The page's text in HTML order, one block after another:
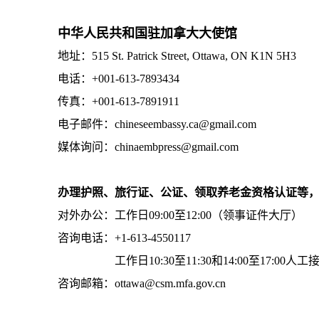
中华人民共和国驻加拿大大使馆
地址：515 St. Patrick Street, Ottawa, ON K1N 5H3
电话：+001-613-7893434
传真：+001-613-7891911
电子邮件：chineseembassy.ca@gmail.com
媒体询问：chinaembpress@gmail.com
办理护照、旅行证、公证、领取养老金资格认证等
对外办公：工作日09:00至12:00（领事证件大厅）
咨询电话：+1-613-4550117
工作日10:30至11:30和14:00至17:00人工
咨询邮箱：ottawa@csm.mfa.gov.cn